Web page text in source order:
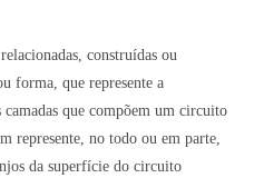
construídas ou
forma, que represente a
que compõem um circuito
represente, no todo ou em parte,
da superfície do circuito